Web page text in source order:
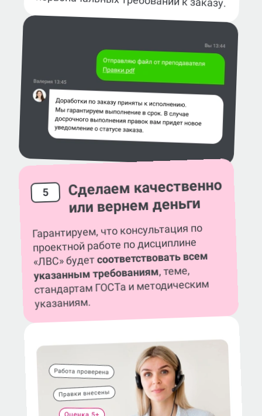
5 Сделаем качественно
или вернем деньги
Гарантируем, что консультация по
проектной работе по дисциплине
«ЛВС» будетсоответствовать всем
указанным требованиям, теме,
стандартам ГОСТа и методическим
указаниям.